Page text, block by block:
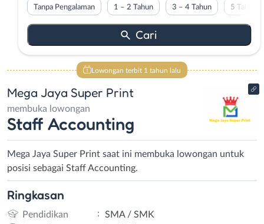
Tanpa Pengalaman 1 – 2 Tahun 3 – 4 Tahun 5 Tahun
Lowongan terbit 1 tahun lalu
Mega Jaya Super Print
membuka lowongan
Staff Accounting
Mega Jaya Super Print saat ini membuka lowongan untuk
posisi sebagai Staff Accounting.
Ringkasan
Pendidikan :
SMA / SMK